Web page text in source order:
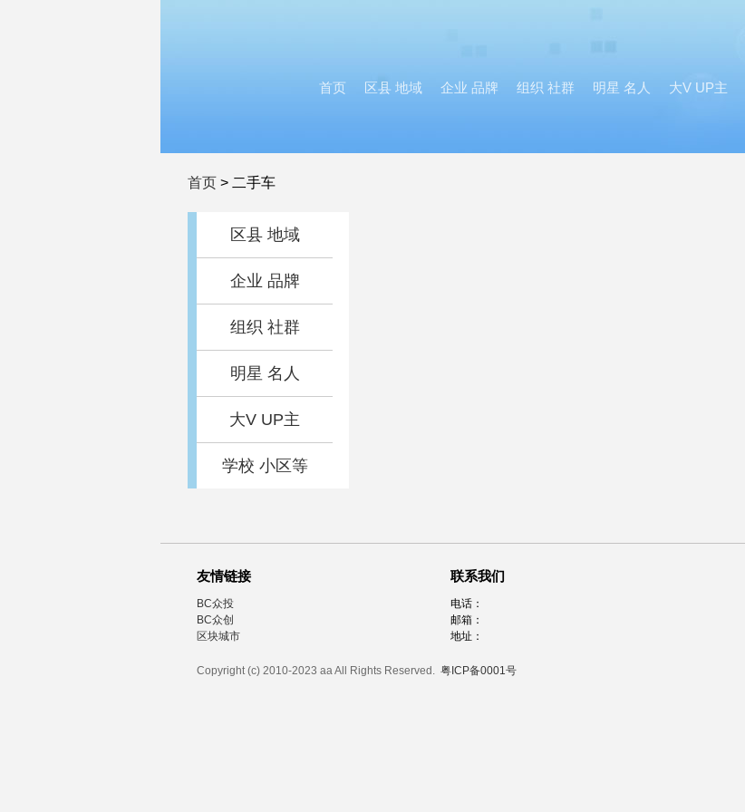
首页 区县 地域 企业 品牌 组织 社群 明星 名人 大V UP主
首页 > 二手车
区县 地域
企业 品牌
组织 社群
明星 名人
大V UP主
学校 小区等
友情链接
BC众投
BC众创
区块城市
联系我们
电话：
邮箱：
地址：
Copyright (c) 2010-2023 aa All Rights Reserved. 粤ICP备0001号